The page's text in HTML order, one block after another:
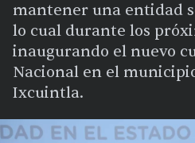
mantener una entidad
lo cual durante los
inaugurando el nuevo
Nacional en el
Ixcuintla.